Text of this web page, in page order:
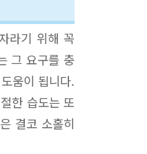
라기 위해 꼭
그 요구를 충
움이 됩니다.
한 습도는 또
결코 소홀히